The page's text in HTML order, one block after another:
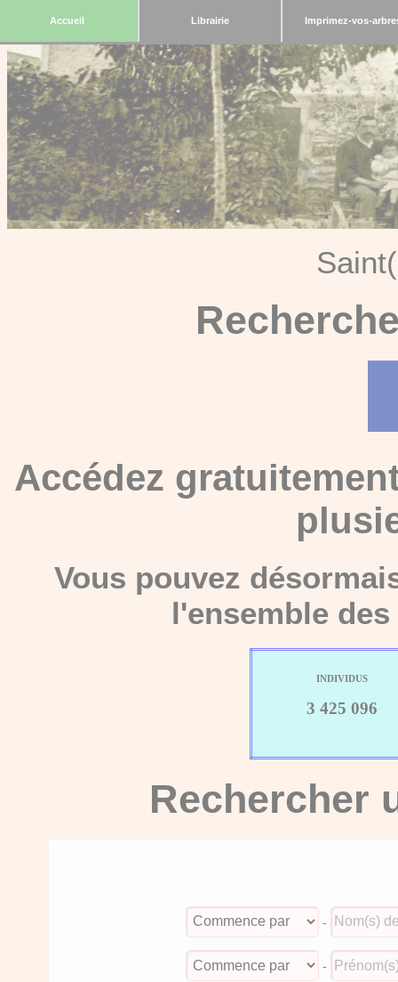
Accueil Librairie Imprimez-vos-
Accédez
Vous pouvez
l'ensemble
INDIVIDUS
3 425 096
Rechercher
-
-